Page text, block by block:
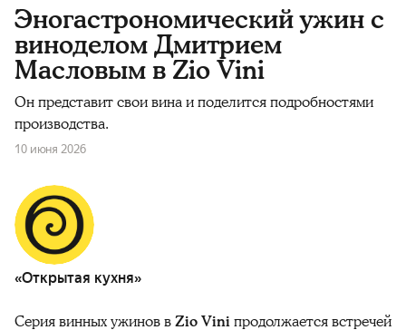
Эногастрономический ужин с
виноделом Дмитрием
Масловым в Zio Vini
Он представит свои вина и поделится подробностями
производства.
10 июня 2026
«Открытая кухня»
Серия винных ужинов вZio Viniпродолжается встречей